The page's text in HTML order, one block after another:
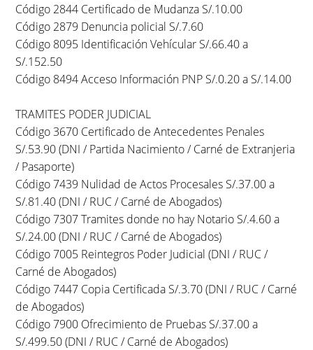
Código 2844 Certificado de Mudanza S/.10.00
Código 2879 Denuncia policial S/.7.60
Código 8095 Identificación Vehícular S/.66.40 a
S/.152.50
Código 8494 Acceso Información PNP S/.0.20 a S/.14.00
TRAMITES PODER JUDICIAL
Código 3670 Certificado de Antecedentes Penales
S/.53.90 (DNI / Partida Nacimiento / Carné de Extranjeria
/ Pasaporte)
Código 7439 Nulidad de Actos Procesales S/.37.00 a
S/.81.40 (DNI / RUC / Carné de Abogados)
Código 7307 Tramites donde no hay Notario S/.4.60 a
S/.24.00 (DNI / RUC / Carné de Abogados)
Código 7005 Reintegros Poder Judicial (DNI / RUC /
Carné de Abogados)
Código 7447 Copia Certificada S/.3.70 (DNI / RUC / Carné
de Abogados)
Código 7900 Ofrecimiento de Pruebas S/.37.00 a
S/.499.50 (DNI / RUC / Carné de Abogados)